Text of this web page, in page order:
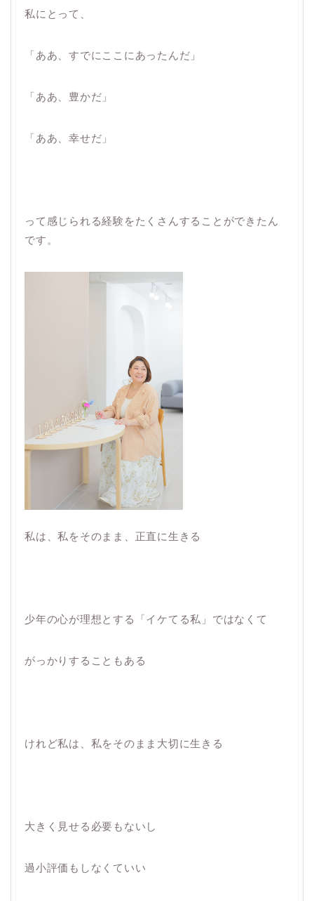
私にとって、
「ああ、すでにここにあったんだ」
「ああ、豊かだ」
「ああ、幸せだ」
って感じられる経験をたくさんすることができたん
です。
私は、私をそのまま、正直に生きる
少年の心が理想とする「イケてる私」ではなくて
がっかりすることもある
けれど私は、私をそのまま大切に生きる
大きく見せる必要もないし
過小評価もしなくていい